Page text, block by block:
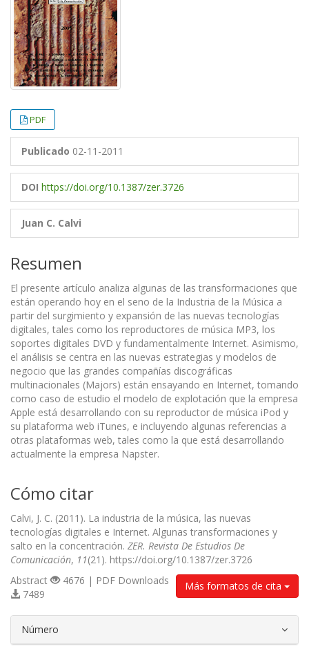
PDF
Publicado 02-11-2011
DOI https://doi.org/10.1387/zer.3726
Juan C. Calvi
Resumen
El presente artículo analiza algunas de las transformaciones que
están operando hoy en el seno de la Industria de la Música a
partir del surgimiento y expansión de las nuevas tecnologías
digitales, tales como los reproductores de música MP3, los
soportes digitales DVD y fundamentalmente Internet. Asimismo,
el análisis se centra en las nuevas estrategias y modelos de
negocio que las grandes compañías discográficas
multinacionales (Majors) están ensayando en Internet, tomando
como caso de estudio el modelo de explotación que la empresa
Apple está desarrollando con su reproductor de música iPod y
su plataforma web iTunes, e incluyendo algunas referencias a
otras plataformas web, tales como la que está desarrollando
actualmente la empresa Napster.
Cómo citar
Calvi, J. C. (2011). La industria de la música, las nuevas
tecnologías digitales e Internet. Algunas transformaciones y
salto en la concentración. ZER. Revista De Estudios De
Comunicación, 11(21). https://doi.org/10.1387/zer.3726
Más formatos de cita
Abstract
4676 | PDF Downloads
7489
Número